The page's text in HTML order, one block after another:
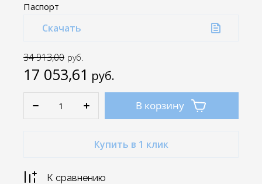
Паспорт
Скачать
34 913,00 руб.
17 053,61 руб.
В корзину
Купить в 1 клик
К сравнению